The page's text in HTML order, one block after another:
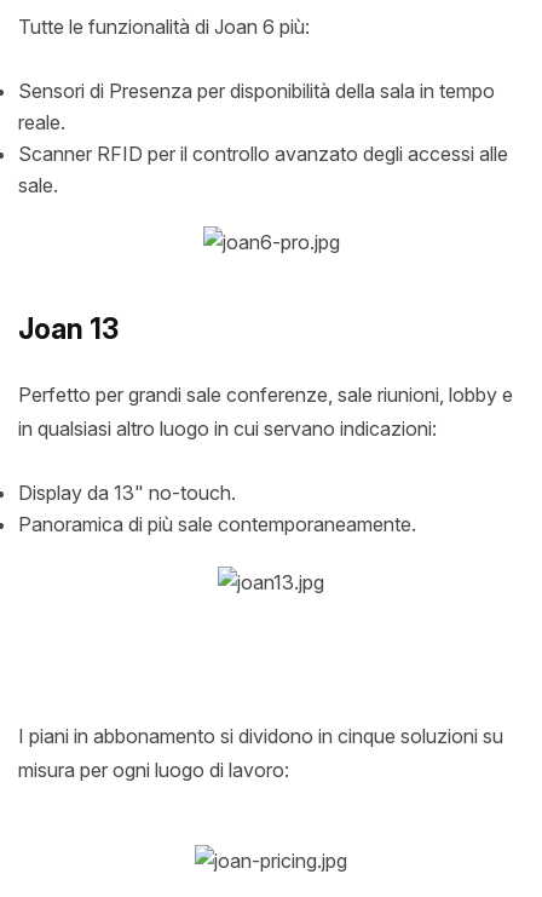
Tutte le funzionalità di Joan 6 più:
Sensori di Presenza per disponibilità della sala in tempo
reale.
Scanner RFID per il controllo avanzato degli accessi alle
sale.
Joan 13
Perfetto per grandi sale conferenze, sale riunioni, lobby e
in qualsiasi altro luogo in cui servano indicazioni:
Display da 13" no-touch.
Panoramica di più sale contemporaneamente.
I piani in abbonamento si dividono in cinque soluzioni su
misura per ogni luogo di lavoro: